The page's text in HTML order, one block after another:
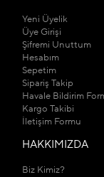
Yeni Üyelik
Üye Girişi
Şifremi Unuttum
Hesabım
Sepetim
Sipariş Takip
Havale Bildirim
Kargo Takibi
İletişim Formu
HAKKIMIZDA
Biz Kimiz?